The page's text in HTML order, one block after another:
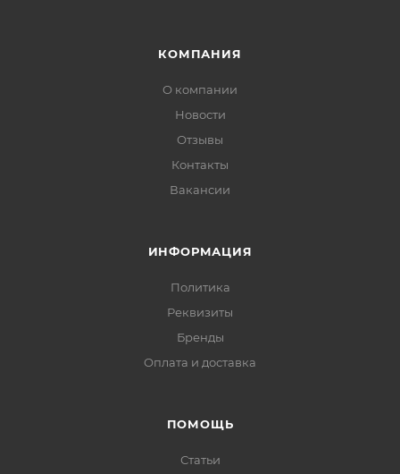
КОМПАНИЯ
О компании
Новости
Отзывы
Контакты
Вакансии
ИНФОРМАЦИЯ
Политика
Реквизиты
Бренды
Оплата и доставка
ПОМОЩЬ
Статьи